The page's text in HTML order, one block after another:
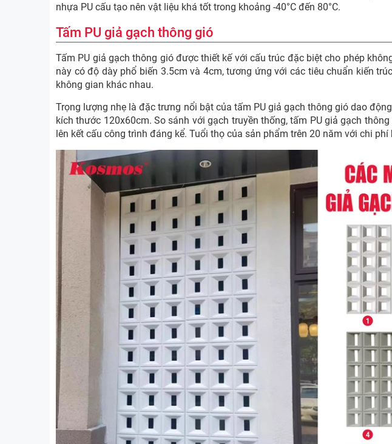
nhựa PU cấu tạo nên vật liệu khá tốt trong khoảng -40°C đến 80°C.
Tấm PU giả gạch thông gió
Tấm PU giả gạch thông gió được thiết kế với cấu trúc đặc biệt cho phép
này có độ dày phổ biến 3.5cm và 4cm, tương ứng với các tiêu chuẩn kiến
không gian khác nhau.
Trọng lượng nhẹ là đặc trưng nổi bật của tấm PU giả gạch thông gió dao
kích thước 120x60cm. So sánh với gạch truyền thống, tấm PU giả gạch
lên kết cấu công trình đáng kể. Tuổi thọ của sản phẩm trên 20 năm với chi